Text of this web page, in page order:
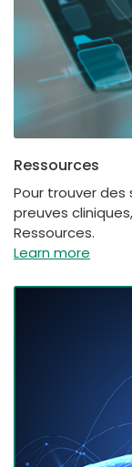
Ressources
Pour trouver
preuves
Ressources.
Learn more